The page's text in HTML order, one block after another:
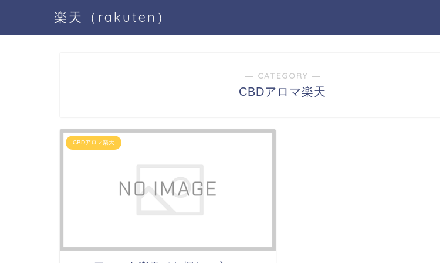
楽天（rakuten）
― CATEGORY ―
CBDアロマ楽天
CBDアロマ楽天